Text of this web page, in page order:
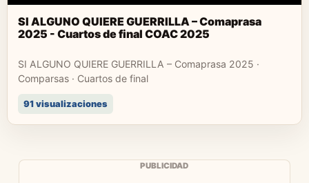
SI ALGUNO QUIERE GUERRILLA – Comaprasa
2025 - Cuartos de final COAC 2025
SI ALGUNO QUIERE GUERRILLA – Comaprasa 2025 ·
Comparsas · Cuartos de final
91 visualizaciones
PUBLICIDAD